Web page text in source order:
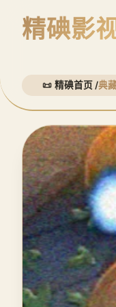
精碘影
精碘首页 /典